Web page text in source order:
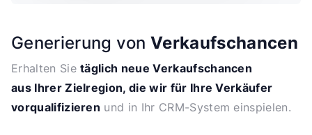
Generierung vonVerkaufschancen
Erhalten Sietäglich neue Verkaufschancen
aus Ihrer Zielregion, die wir für Ihre Verkäufer
vorqualifizieren und in Ihr CRM-System einspielen.